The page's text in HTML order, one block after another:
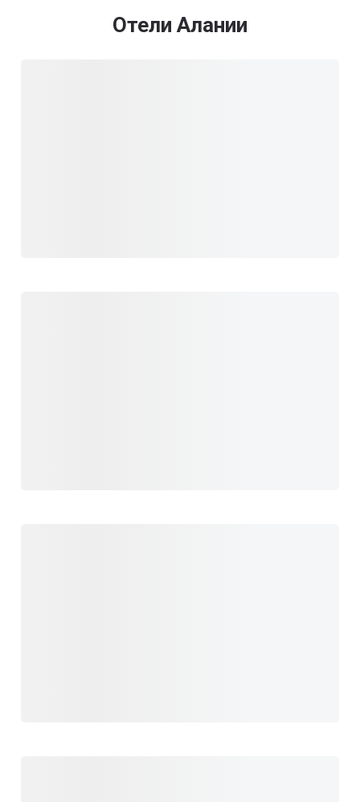
Отели Алании